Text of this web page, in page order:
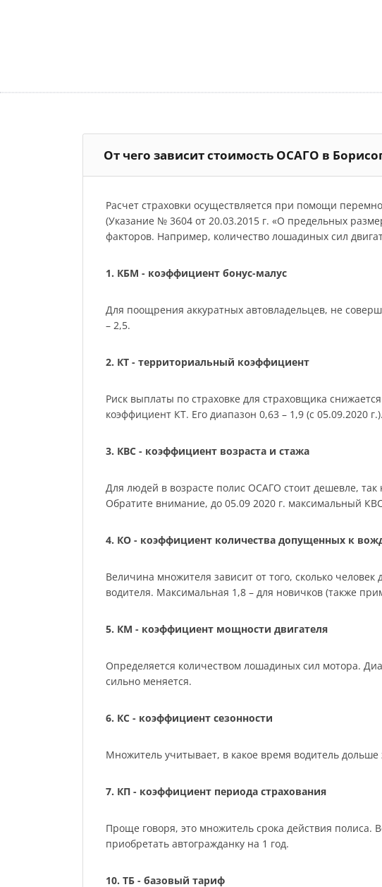
От чего зависит стоимость ОСАГО в
Расчет страховки осуществляется при помощи
(Указание № 3604 от 20.03.2015 г. «О предельных
факторов. Например, количество лошадиных сил
1. КБМ - коэффициент бонус-малус
Для поощрения аккуратных автовладельцев, не
– 2,5.
2. КТ - территориальный коэффициент
Риск выплаты по страховке для страховщика
коэффициент КТ. Его диапазон 0,63 – 1,9 (с 05.09.2020 г.).
3. КВС - коэффициент возраста и стажа
Для людей в возрасте полис ОСАГО стоит дешевле, так
Обратите внимание, до 05.09 2020 г. максимальный
4. КО - коэффициент количества допущенных к
Величина множителя зависит от того, сколько
водителя. Максимальная 1,8 – для новичков (также
5. КМ - коэффициент мощности двигателя
Определяется количеством лошадиных сил мотора.
сильно меняется.
6. КС - коэффициент сезонности
Множитель учитывает, в какое время водитель
7. КП - коэффициент периода страхования
Проще говоря, это множитель срока действия полиса.
приобретать автогражданку на 1 год.
10. ТБ - базовый тариф